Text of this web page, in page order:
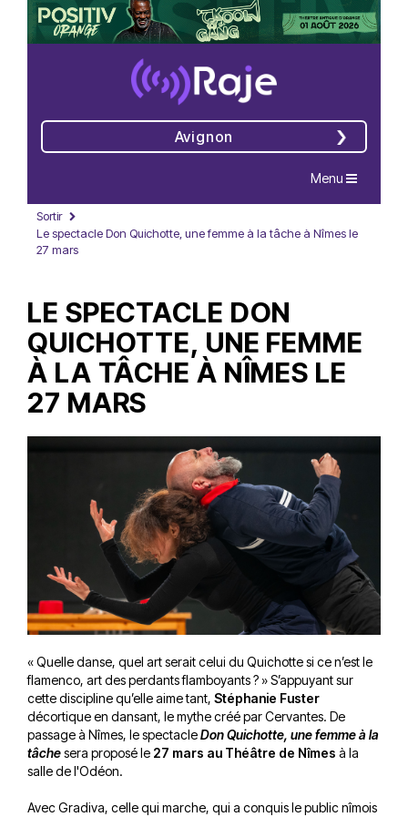
Avignon
Navigation
Menu
Sortir
Le spectacle Don Quichotte, une femme à la tâche à Nîmes le
27 mars
LE SPECTACLE DON
QUICHOTTE, UNE FEMME
À LA TÂCHE À NÎMES LE
27 MARS
« Quelle danse, quel art serait celui du Quichotte si ce n’est le
flamenco, art des perdants flamboyants ? » S’appuyant sur
cette discipline qu’elle aime tant, Stéphanie Fuster
décortique en dansant, le mythe créé par Cervantes. De
passage à Nîmes, le spectacleDon Quichotte, une femme à la
tâchesera proposé le 27 mars au Théâtre de Nîmes à la
salle de l'Odéon.
Avec Gradiva, celle qui marche, qui a conquis le public nîmois